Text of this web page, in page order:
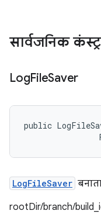
सार्वजनिक
LogFileSaver
public
LogFileSaver
rootDir/branch/